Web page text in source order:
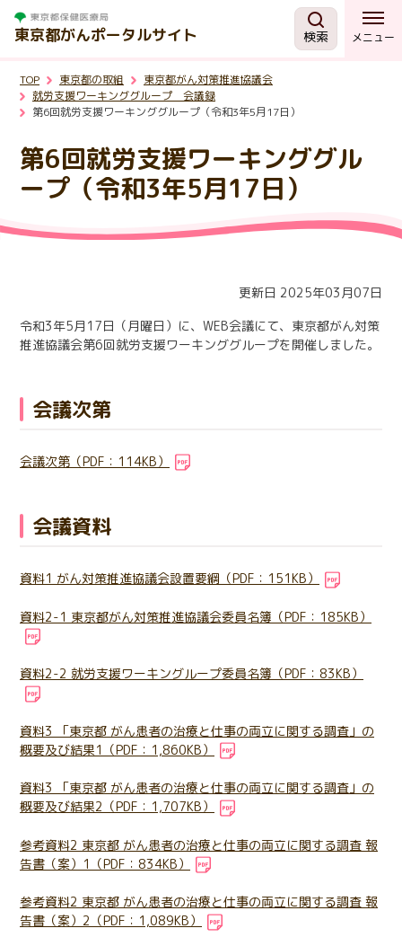
東京都がんポータルサイト 検索 メニュー
がんを知る
予防・検診
相談する
TOP 東京都の取組
東京都がん対策推進協議会
就労支援ワーキンググループ 会議録
第6回就労支援ワーキンググループ（令和3年5月17日）
第6回就労支援ワーキンググル
ープ（令和3年5月17日）
更新日 2025年03月07日
令和3年5月17日（月曜日）に、WEB会議にて、東京都がん対策
推進協議会第6回就労支援ワーキンググループを開催しました。
会議次第
会議次第（PDF：114KB）
会議資料
資料1 がん対策推進協議会設置要綱（PDF：151KB）
資料2-1 東京都がん対策推進協議会委員名簿（PDF：185KB）
資料2-2 就労支援ワーキングループ委員名簿（PDF：83KB）
資料3 「東京都 がん患者の治療と仕事の両立に関する調査」の
概要及び結果1（PDF：1,860KB）
資料3 「東京都 がん患者の治療と仕事の両立に関する調査」の
概要及び結果2（PDF：1,707KB）
参考資料2 東京都 がん患者の治療と仕事の両立に関する調査 報
告書（案）1（PDF：834KB）
参考資料2 東京都 がん患者の治療と仕事の両立に関する調査 報
告書（案）2（PDF：1,089KB）